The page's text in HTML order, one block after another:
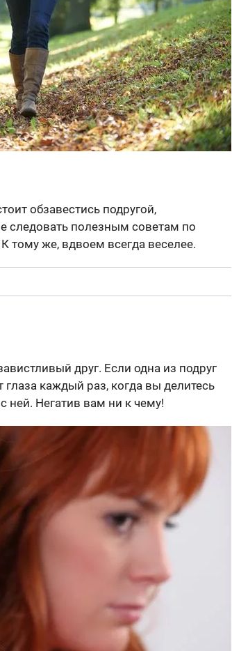
обзавестись подругой,
следовать полезным советам по
тому же, вдвоем всегда веселее.
друг. Если одна из подруг
каждый раз, когда вы делитесь
ней. Негатив вам ни к чему!